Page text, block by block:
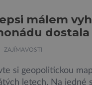
na vlastní kůži.
Neplecha byla
málem
ZAJÍMAVOSTI
si geopolitickou
letech. Na jedné